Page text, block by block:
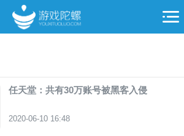
任天堂：共有30万账号被黑客入侵
2020-06-10 16:48